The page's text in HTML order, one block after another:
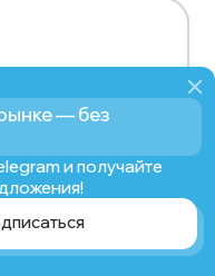
— без
и получайте